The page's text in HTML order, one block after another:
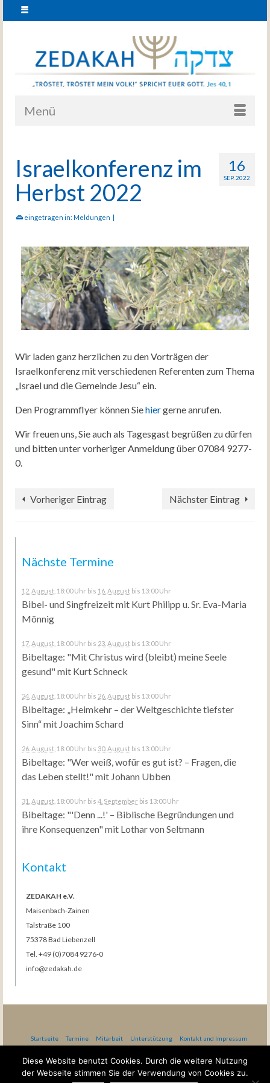
Menü
16
SEP. 2022
Israelkonferenz im
Herbst 2022
eingetragen in: Meldungen |
Wir laden ganz herzlichen zu den Vorträgen der
Israelkonferenz mit verschiedenen Referenten zum Thema
„Israel und die Gemeinde Jesu“ ein.
Den Programmflyer können Siehiergerne anrufen.
Wir freuen uns, Sie auch als Tagesgast begrüßen zu dürfen
und bitten unter vorheriger Anmeldung über 07084 9277-
0.
Vorheriger Eintrag Nächster Eintrag
Nächste Termine
12. August , 18:00 Uhr bis 16. August bis 13:00 Uhr
Bibel- und Singfreizeit mit Kurt Philipp u. Sr. Eva-Maria
Mönnig
17. August , 18:00 Uhr bis 23. August bis 13:00 Uhr
Bibeltage: "Mit Christus wird (bleibt) meine Seele
gesund" mit Kurt Schneck
24. August , 18:00 Uhr bis 26. August bis 13:00 Uhr
Bibeltage: „Heimkehr – der Weltgeschichte tiefster
Sinn“ mit Joachim Schard
26. August , 18:00 Uhr bis 30. August bis 13:00 Uhr
Bibeltage: "Wer weiß, wofür es gut ist? – Fragen, die
das Leben stellt!" mit Johann Ubben
31. August , 18:00 Uhr bis 4. September bis 13:00 Uhr
Bibeltage: "'Denn ...!' – Biblische Begründungen und
ihre Konsequenzen" mit Lothar von Seltmann
Kontakt
ZEDAKAH e.V.
Maisenbach-Zainen
Talstraße 100
75378 Bad Liebenzell
Tel. +49 (0)7084 9276-0
info@zedakah.de
Startseite Termine Mitarbeit Unterstützung Kontakt und Impressum
Datenschutzerklärung nach DSG-EKD AGB Gästehaus Bethel
Gottesdienste in Maisenbach
Diese Website benutzt Cookies. Durch die weitere Nutzung
der Webseite stimmen Sie der Verwendung von Cookies zu.